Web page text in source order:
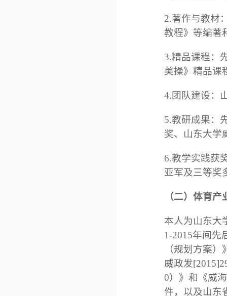
2.著作与教材
教程》等编著
3.精品课程：
美操》精品课
4.团队建设：
5.教研成果：
奖、山东大学
6.教学实践获
亚军及三等奖
（二）体育产
本人为山东大
1-2015年间先
（规划方案
威政发
0）》和《威
件，以及山东